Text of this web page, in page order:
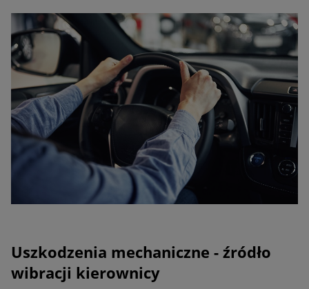
Uszkodzenia mechaniczne - źródło
wibracji kierownicy